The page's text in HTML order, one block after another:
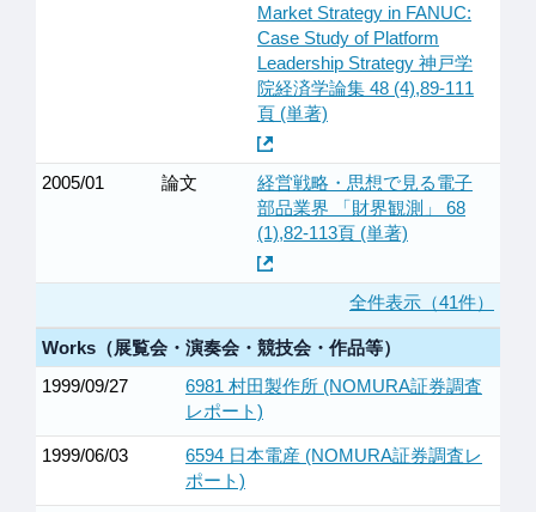
Market Strategy in FANUC:
Case Study of Platform
Leadership Strategy 神戸学
院経済学論集 48 (4),89-111
頁 (単著)
2005/01 論文
経営戦略・思想で見る電子
部品業界 「財界観測」 68
(1),82-113頁 (単著)
全件表示（41件）
Works（展覧会・演奏会・競技会・作品等）
1999/09/27
6981 村田製作所 (NOMURA証券調査
レポート)
1999/06/03
6594 日本電産 (NOMURA証券調査レ
ポート)